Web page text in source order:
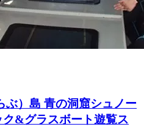
ぶ）島 青の洞窟シュノー
&グラスボート遊覧ス